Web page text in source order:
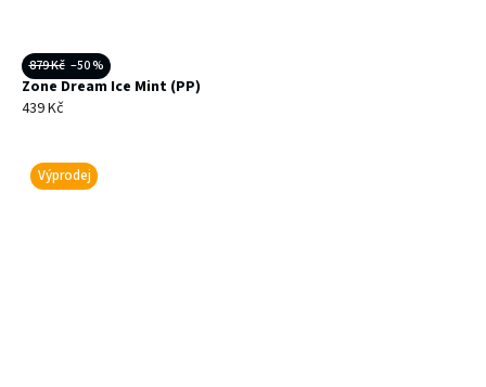
879 Kč –50 %
Zone Dream Ice Mint (PP)
439 Kč
Výprodej